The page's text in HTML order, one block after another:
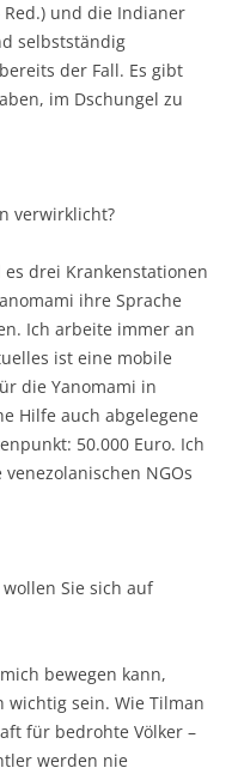
und die Indianer
selbstständig
der Fall. Es gibt
im Dschungel zu
verwirklicht?
es drei Krankenstationen
ihre Sprache
Ich arbeite immer an
ist eine mobile
die Yanomami in
Hilfe auch abgelegene
50.000 Euro. Ich
NGOs
Sie sich auf
bewegen kann,
sein. Wie Tilman
für bedrohte Völker –
werden nie